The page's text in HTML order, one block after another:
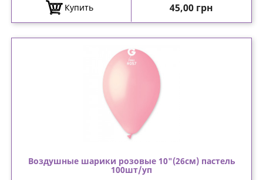
Купить Цена
45,00 грн
Воздушные шарики розовые 10"(26см) пастель
100шт/уп